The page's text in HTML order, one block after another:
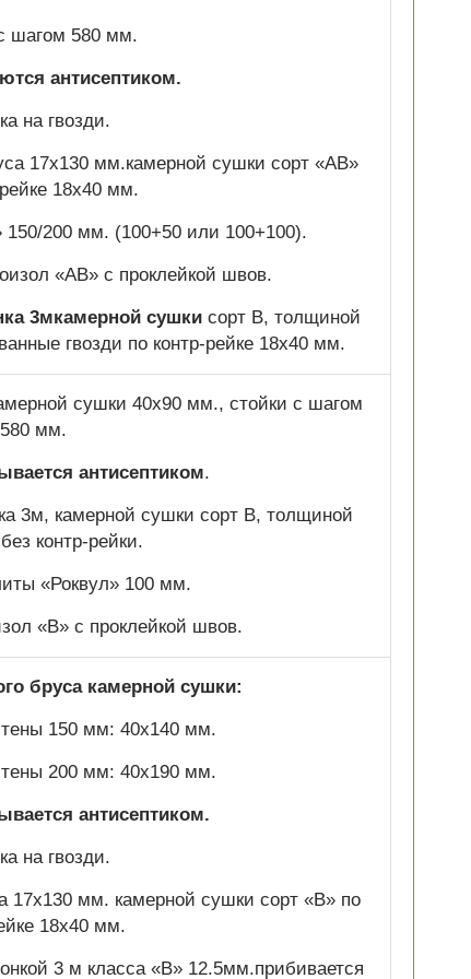
шагом 580 мм.
антисептиком.
на гвозди.
17х130 мм.камерной сушки сорт «АВ»
18х40 мм.
150/200 мм. (100+50 или 100+100).
«АВ» с проклейкой швов.
3мкамерной сушки сорт В, толщиной
гвозди по контр-рейке 18х40 мм.
сушки 40х90 мм., стойки с шагом
580 мм.
антисептиком.
3м, камерной сушки сорт В, толщиной
контр-рейки.
«Роквул» 100 мм.
«В» с проклейкой швов.
бруса камерной сушки:
150 мм: 40х140 мм.
200 мм: 40х190 мм.
антисептиком.
на гвозди.
17х130 мм. камерной сушки сорт «В» по
18х40 мм.
3 м класса «В» 12.5мм.прибивается